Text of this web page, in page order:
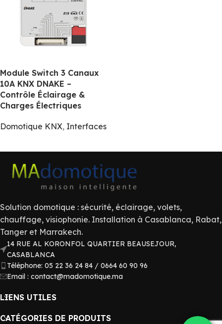
Module Switch 3 Canaux
10A KNX DNAKE –
Contrôle Éclairage &
Charges Électriques
Domotique KNX, Interfaces
Solution domotique : sécurité, éclairage, volets,
chauffage, visiophonie. Installation à Casablanca, Rabat,
Tanger et Marrakech.
14 RUE AL KORONFOL QUARTIER BEAUSEJOUR,
CASABLANCA
Téléphone: 05 22 36 24 84 / 0664 60 90 96
Email : contact@madomotique.ma
LIENS UTILES
CATÉGORIES DE PRODUITS